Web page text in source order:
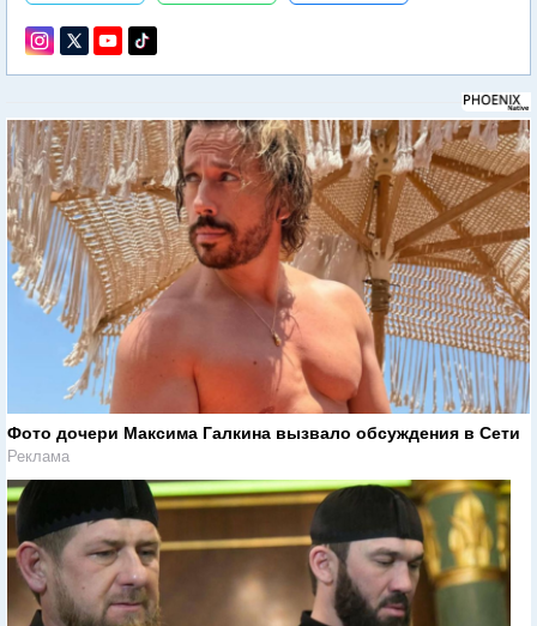
Фото дочери Максима Галкина вызвало обсуждения в Сети
Реклама